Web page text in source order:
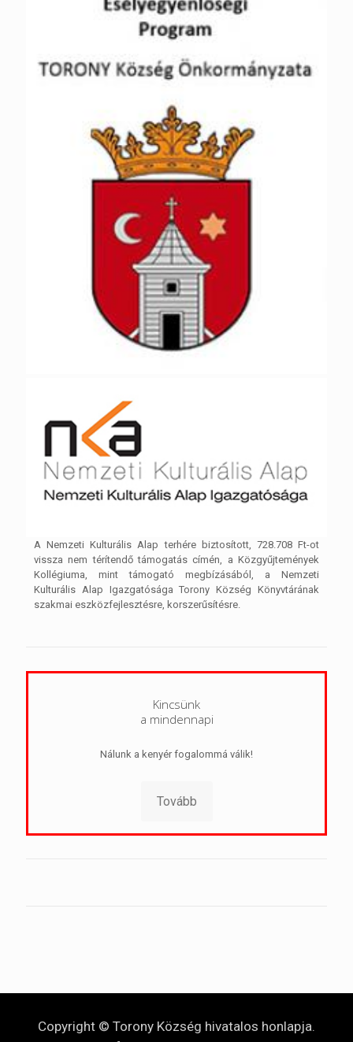
A Nemzeti Kulturális Alap terhére biztosított, 728.708 Ft-ot
vissza nem térítendő támogatás címén, a Közgyűjtemények
Kollégiuma, mint támogató megbízásából, a Nemzeti
Kulturális Alap Igazgatósága Torony Község Könyvtárának
szakmai eszközfejlesztésre, korszerűsítésre.
Kincsünk
a mindennapi
Nálunk a kenyér fogalommá válik!
Tovább
Copyright © Torony Község hivatalos honlapja.